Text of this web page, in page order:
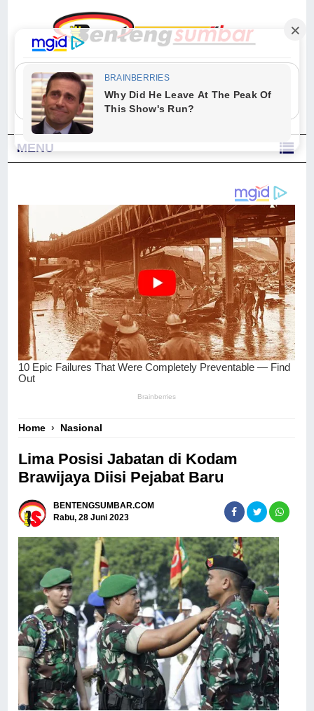
"Sesungguhnya Allah dan para malaikat-Nya berselawat untuk Nabi.
Wahai orang-orang yang beriman, berselawatlah kamu untuk Nabi dan
ucapkanlah salam dengan penuh penghormatan kepadanya." (Qs. Al
Ahzab Ayat 56)
MENU
Home › Nasional
Lima Posisi Jabatan di Kodam
Brawijaya Diisi Pejabat Baru
BENTENGSUMBAR.COM
Rabu, 28 Juni 2023